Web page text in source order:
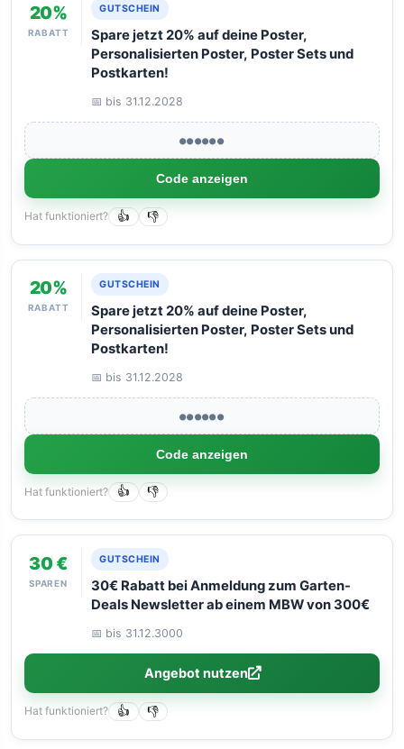
20%
RABATT
GUTSCHEIN
Spare jetzt 20% auf deine Poster,
Personalisierten Poster, Poster Sets und
Postkarten!
📅 bis 31.12.2028
●●●●●●
Code anzeigen
Hat funktioniert? 👍 👎
20%
RABATT
GUTSCHEIN
Spare jetzt 20% auf deine Poster,
Personalisierten Poster, Poster Sets und
Postkarten!
📅 bis 31.12.2028
●●●●●●
Code anzeigen
Hat funktioniert? 👍 👎
30 €
SPAREN
GUTSCHEIN
30€ Rabatt bei Anmeldung zum Garten-
Deals Newsletter ab einem MBW von 300€
📅 bis 31.12.3000
Angebot nutzen
Hat funktioniert? 👍 👎